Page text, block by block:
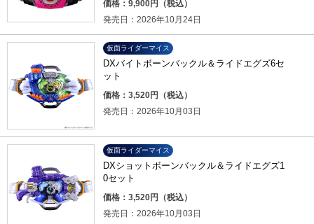
価格：9,900円（税込）
発売日：2026年10月24日
仮面ライダーマイス
DXバイトボーンバックル＆ライドエグズ6セ
ット
価格：3,520円（税込）
発売日：2026年10月03日
仮面ライダーマイス
DXショットボーンバックル＆ライドエグズ1
0セット
価格：3,520円（税込）
発売日：2026年10月03日